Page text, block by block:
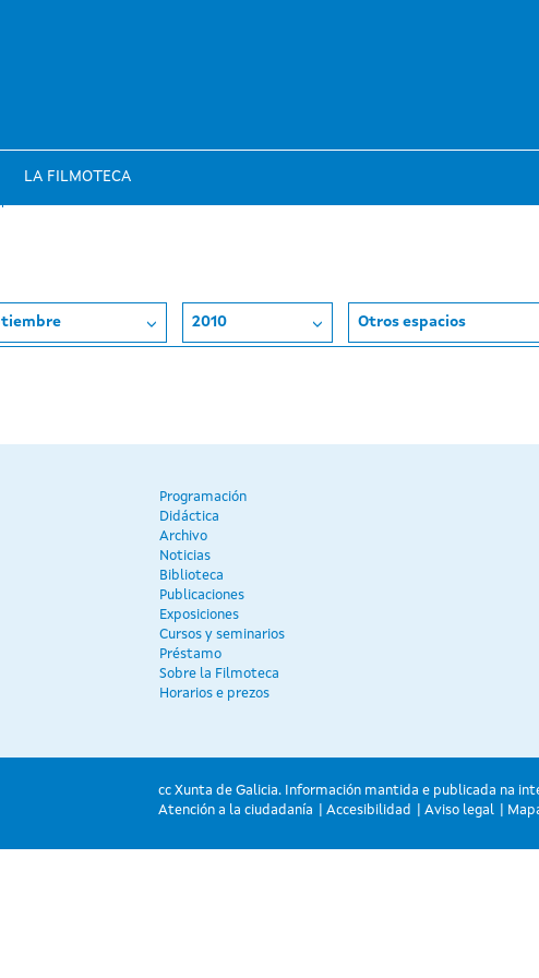
LA FILMOTECA
2010 Otros espacios
Programación
Didáctica
Archivo
Noticias
Biblioteca
Publicaciones
Exposiciones
Cursos y seminarios
Préstamo
Sobre la Filmoteca
Horarios e prezos
cc Xunta de Galicia. Información mantida e publicada na
Atención a la ciudadanía
Accesibilidad Aviso legal